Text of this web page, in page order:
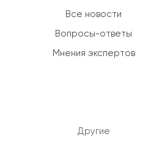
Все новости
Вопросы-ответы
Мнения экспертов
Другие